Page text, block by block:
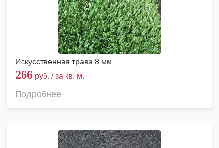
Искусственная трава 8 мм
266 руб. / за кв. м.
Подробнее